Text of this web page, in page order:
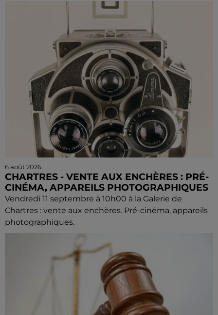
6 août 2026
CHARTRES - VENTE AUX ENCHÈRES : PRÉ-
CINÉMA, APPAREILS PHOTOGRAPHIQUES
Vendredi 11 septembre à 10h00 à la Galerie de
Chartres : vente aux enchères. Pré-cinéma, appareils
photographiques.